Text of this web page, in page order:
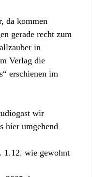
da kommen
gerade recht zum
in
Verlag die
erschienen im
wir
hier umgehend
1.12. wie gewohnt